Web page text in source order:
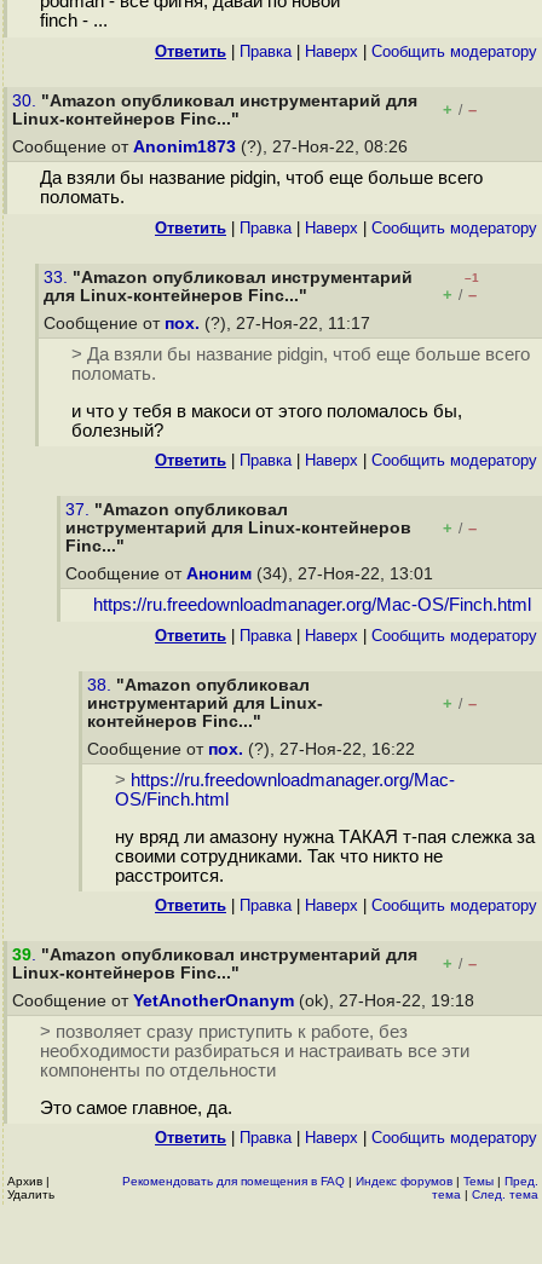
finch - ...
Ответить Правка| Наверх Cообщить модератору
30. "Amazon опубликовал инструментарий для
Linux-контейнеров Finc..."
+ / –
Сообщение от Anonim1873 (?), 27-Ноя-22, 08:26
Да взяли бы название pidgin, чтоб еще больше всего
поломать.
Ответить Правка| Наверх Cообщить модератору
33. "Amazon опубликовал инструментарий
для Linux-контейнеров Finc..."
–1
+ / –
Сообщение от пох. (?), 27-Ноя-22, 11:17
> Да взяли бы название pidgin, чтоб еще больше всего
поломать.
и что у тебя в макоси от этого поломалось бы,
болезный?
Ответить Правка| Наверх Cообщить модератору
37. "Amazon опубликовал
инструментарий для Linux-контейнеров
Finc..."
+ / –
Сообщение от Аноним (34), 27-Ноя-22, 13:01
https://ru.freedownloadmanager.org/Mac-OS/Finch.html
Ответить Правка| Наверх Cообщить модератору
38. "Amazon опубликовал
инструментарий для Linux-
контейнеров Finc..."
+ / –
Сообщение от пох. (?), 27-Ноя-22, 16:22
> https://ru.freedownloadmanager.org/Mac-
OS/Finch.html
ну вряд ли амазону нужна ТАКАЯ т-пая слежка за
своими сотрудниками. Так что никто не
расстроится.
Ответить Правка| Наверх Cообщить модератору
39. "Amazon опубликовал инструментарий для
Linux-контейнеров Finc..."
+ / –
Сообщение от YetAnotherOnanym (ok), 27-Ноя-22, 19:18
> позволяет сразу приступить к работе, без
необходимости разбираться и настраивать все эти
компоненты по отдельности
Это самое главное, да.
Ответить Правка| Наверх Cообщить модератору
Архив |
Удалить
Рекомендовать для помещения в FAQ | Индекс форумов | Темы | Пред.
тема | След. тема